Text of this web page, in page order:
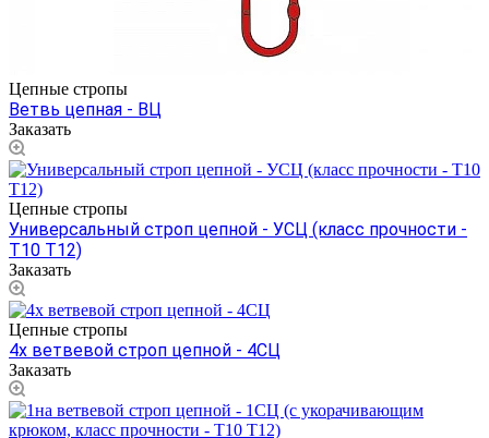
Цепные стропы
Ветвь цепная - ВЦ
Заказать
Цепные стропы
Универсальный строп цепной - УСЦ (класс прочности -
Т10 Т12)
Заказать
Цепные стропы
4х ветвевой строп цепной - 4СЦ
Заказать